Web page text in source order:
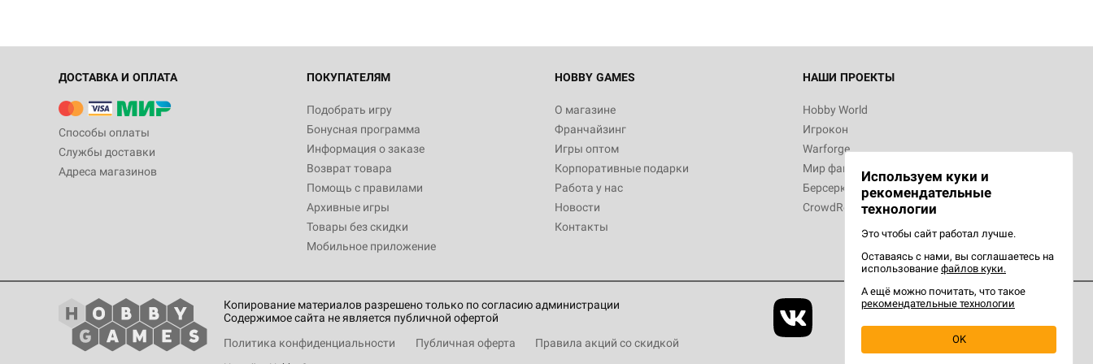
ДОСТАВКА И ОПЛАТА
Способы оплаты
Службы доставки
Адреса магазинов
ПОКУПАТЕЛЯМ
Подобрать игру
Бонусная программа
Информация о заказе
Возврат товара
Помощь с правилами
Архивные игры
Товары без скидки
Мобильное приложение
HOBBY GAMES
О магазине
Франчайзинг
Игры оптом
Корпоративные подарки
Работа у нас
Новости
Контакты
НАШИ ПРОЕКТЫ
Hobby World
Игрокон
Warforge
Мир фантастики
Берсерк
CrowdRepublic
Копирование материалов разрешено только по согласию администрации
Содержимое сайта не является публичной офертой
Политика конфиденциальности
Публичная оферта Правила акций со скидкой
Используем куки и
рекомендательные
технологии
Это чтобы сайт работал лучше.
Оставаясь с нами, вы соглашаетесь на
использование файлов куки.
А ещё можно почитать, что такое
рекомендательные технологии
OK